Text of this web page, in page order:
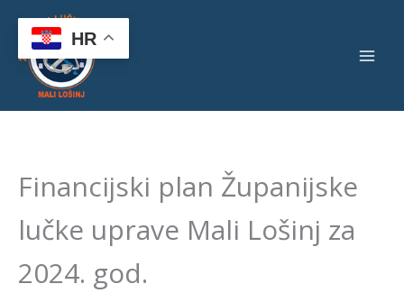
content
Financijski plan Županijske
lučke uprave Mali Lošinj za
2024. god.
HR